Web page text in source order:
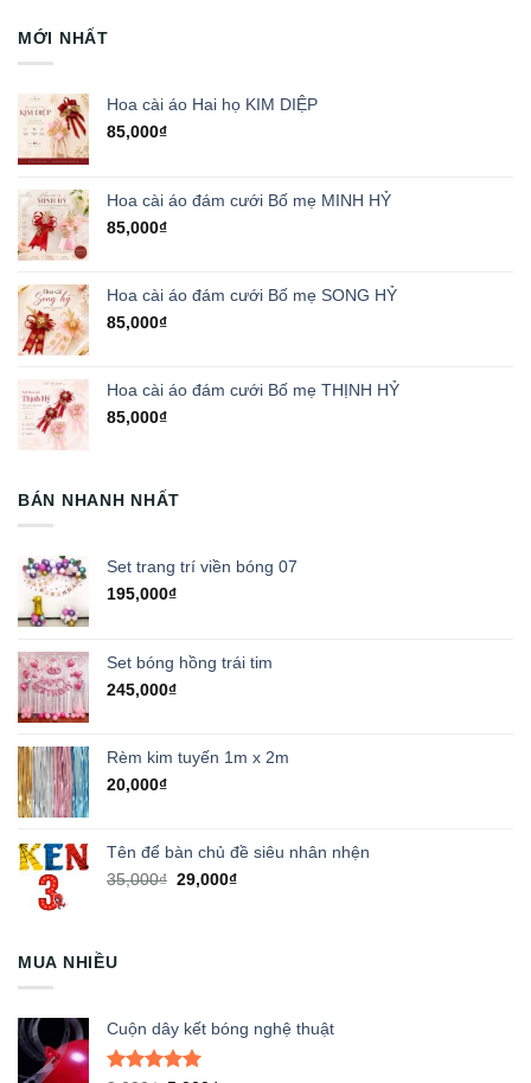
MỚI NHẤT
Hoa cài áo Hai họ KIM DIỆP
85,000₫
Hoa cài áo đám cưới Bố mẹ MINH HỶ
85,000₫
Hoa cài áo đám cưới Bố mẹ SONG HỶ
85,000₫
Hoa cài áo đám cưới Bố mẹ THỊNH HỶ
85,000₫
BÁN NHANH NHẤT
Set trang trí viền bóng 07
195,000₫
Set bóng hồng trái tim
245,000₫
Rèm kim tuyến 1m x 2m
20,000₫
Tên để bàn chủ đề siêu nhân nhện
35,000₫ Giá
29,000₫Giá
MUA NHIỀU
Cuộn dây kết bóng nghệ thuật